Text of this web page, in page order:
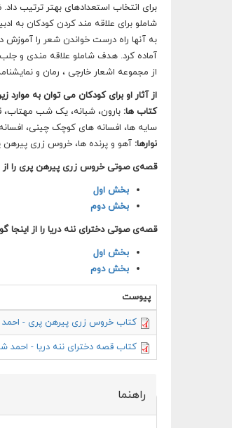
برای انتخاب استعدادهای بهتر ترتیب
شاملو برای علاقه مند کردن کودکان به
به آنها راه درست خواندن شعر را آموزش
از مجموعه اشعار خارجی ، رمان و نمایشنامه به جا
از آثار او برای کودکان می توان به موارد
کتاب ها: بارون، شبانه، یک شب
سایه ها، افسانه های کوچک چینی،
نوارها: آهو و پرنده ها، خروس زری پیرهن
قصه‌ی صوتی خروس زری پیرهن پری را از
بخش اول
بخش دوم
قصه‌ی صوتی دخترای ننه دریا را از اینجا
بخش اول
بخش دوم
پیوست
کتاب خروس زری پیرهن پری - احمد
کتاب قصه دخترای ننه دریا - احمد
راهنما